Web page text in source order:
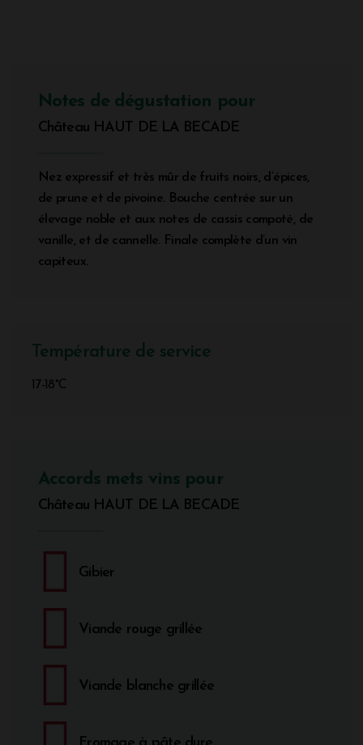
Notes de dégustation pour
Château HAUT DE LA BECADE
Nez expressif et très mûr de fruits noirs, d’épices,
de prune et de pivoine. Bouche centrée sur un
élevage noble et aux notes de cassis compoté, de
vanille, et de cannelle. Finale complète d’un vin
capiteux.
Température de service
17-18°C
Accords mets vins pour
Château HAUT DE LA BECADE
Gibier
Viande rouge grillée
Viande blanche grillée